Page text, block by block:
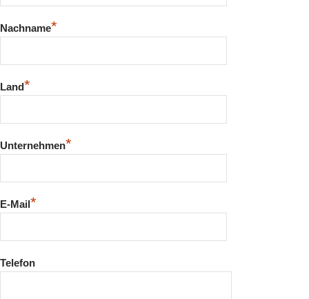
Nachname*
Land*
Unternehmen*
E-Mail*
Telefon